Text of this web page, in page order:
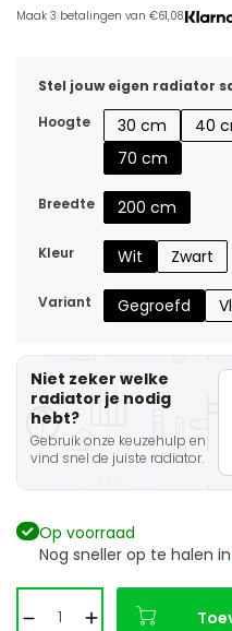
Maak 3 betalingen van €61,08.
Stel jouw eigen radiator
Hoogte
30 cm 40
70 cm
Breedte 200 cm
Kleur Wit Zwart
Variant Gegroefd
Niet zeker welke
radiator je nodig
hebt?
Gebruik onze keuzehulp en
vind snel de juiste radiator.
Op voorraad
Nog sneller op te halen in